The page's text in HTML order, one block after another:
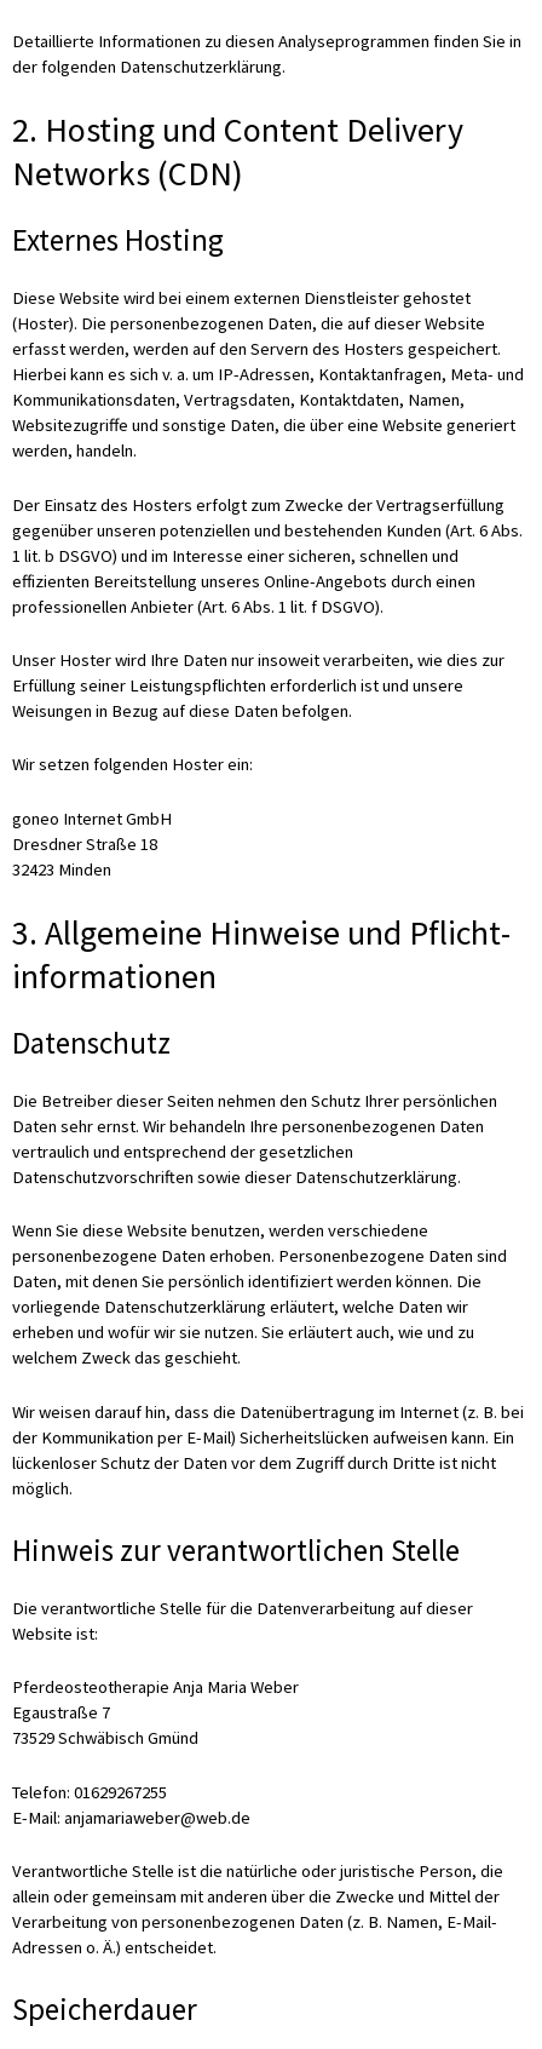
Detaillierte Informationen zu diesen Analyseprogrammen finden Sie in
der folgenden Datenschutzerklärung.
2. Hosting und Content Delivery
Networks (CDN)
Externes Hosting
Diese Website wird bei einem externen Dienstleister gehostet
(Hoster). Die personenbezogenen Daten, die auf dieser Website
erfasst werden, werden auf den Servern des Hosters gespeichert.
Hierbei kann es sich v. a. um IP-Adressen, Kontaktanfragen, Meta- und
Kommunikationsdaten, Vertragsdaten, Kontaktdaten, Namen,
Websitezugriffe und sonstige Daten, die über eine Website generiert
werden, handeln.
Der Einsatz des Hosters erfolgt zum Zwecke der Vertragserfüllung
gegenüber unseren potenziellen und bestehenden Kunden (Art. 6 Abs.
1 lit. b DSGVO) und im Interesse einer sicheren, schnellen und
effizienten Bereitstellung unseres Online-Angebots durch einen
professionellen Anbieter (Art. 6 Abs. 1 lit. f DSGVO).
Unser Hoster wird Ihre Daten nur insoweit verarbeiten, wie dies zur
Erfüllung seiner Leistungspflichten erforderlich ist und unsere
Weisungen in Bezug auf diese Daten befolgen.
Wir setzen folgenden Hoster ein:
goneo Internet GmbH
Dresdner Straße 18
32423 Minden
3. Allgemeine Hinweise und Pflicht­
informationen
Datenschutz
Die Betreiber dieser Seiten nehmen den Schutz Ihrer persönlichen
Daten sehr ernst. Wir behandeln Ihre personenbezogenen Daten
vertraulich und entsprechend der gesetzlichen
Datenschutzvorschriften sowie dieser Datenschutzerklärung.
Wenn Sie diese Website benutzen, werden verschiedene
personenbezogene Daten erhoben. Personenbezogene Daten sind
Daten, mit denen Sie persönlich identifiziert werden können. Die
vorliegende Datenschutzerklärung erläutert, welche Daten wir
erheben und wofür wir sie nutzen. Sie erläutert auch, wie und zu
welchem Zweck das geschieht.
Wir weisen darauf hin, dass die Datenübertragung im Internet (z. B. bei
der Kommunikation per E-Mail) Sicherheitslücken aufweisen kann. Ein
lückenloser Schutz der Daten vor dem Zugriff durch Dritte ist nicht
möglich.
Hinweis zur verantwortlichen Stelle
Die verantwortliche Stelle für die Datenverarbeitung auf dieser
Website ist:
Pferdeosteotherapie Anja Maria Weber
Egaustraße 7
73529 Schwäbisch Gmünd
Telefon: 01629267255
E-Mail: anjamariaweber@web.de
Verantwortliche Stelle ist die natürliche oder juristische Person, die
allein oder gemeinsam mit anderen über die Zwecke und Mittel der
Verarbeitung von personenbezogenen Daten (z. B. Namen, E-Mail-
Adressen o. Ä.) entscheidet.
Speicherdauer